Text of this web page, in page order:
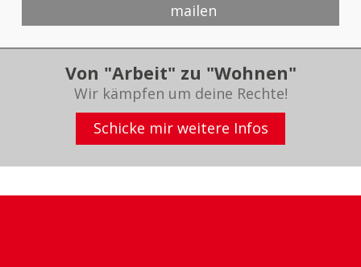
mailen
Von "Arbeit" zu "Wohnen"
Wir kämpfen um deine Rechte!
Schicke mir weitere Infos